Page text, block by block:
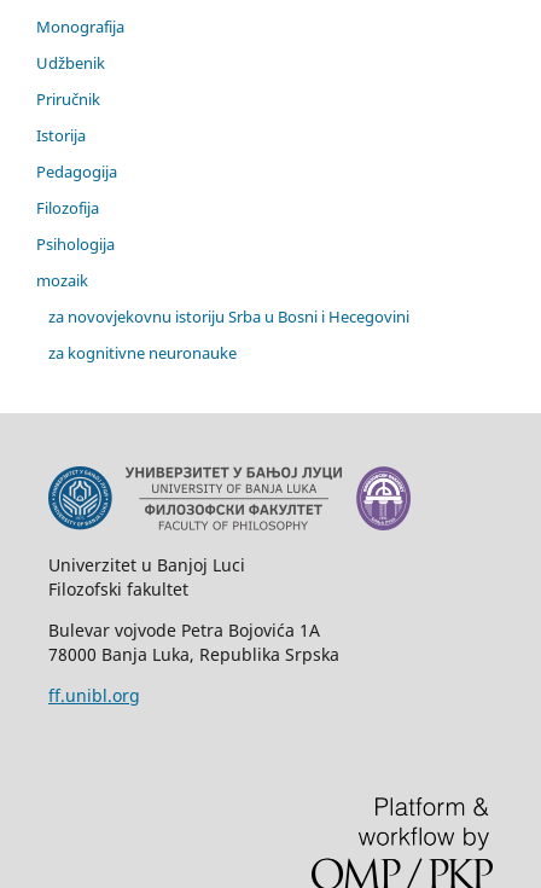
Monografija
Udžbenik
Priručnik
Istorija
Pedagogija
Filozofija
Psihologija
mozaik
za novovjekovnu istoriju Srba u Bosni i Hecegovini
za kognitivne neuronauke
Univerzitet u Banjoj Luci
Filozofski fakultet
Bulevar vojvode Petra Bojovića 1A
78000 Banja Luka, Republika Srpska
ff.unibl.org